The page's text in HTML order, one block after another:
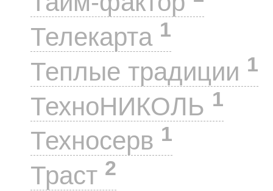
Телекарта 1
Теплые традиции 1
ТехноНИКОЛЬ 1
Техносерв 1
Траст 2